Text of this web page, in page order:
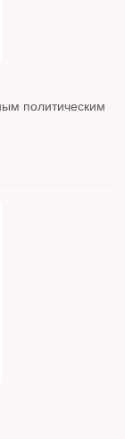
политическим